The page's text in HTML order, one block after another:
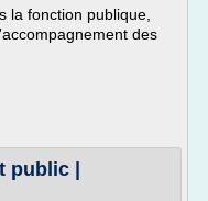
la fonction publique,
des
|